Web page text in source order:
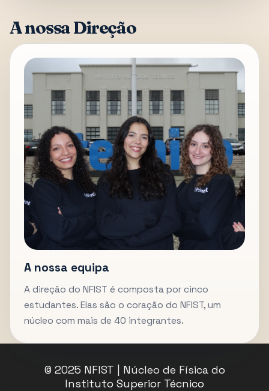
A nossa Direção
A nossa equipa
A direção do NFIST é composta por cinco
estudantes. Elas são o coração do NFIST, um
núcleo com mais de 40 integrantes.
© 2025 NFIST | Núcleo de Física do
Instituto Superior Técnico